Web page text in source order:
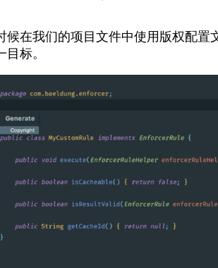
候在我们的项目文件中使用版权配
标。